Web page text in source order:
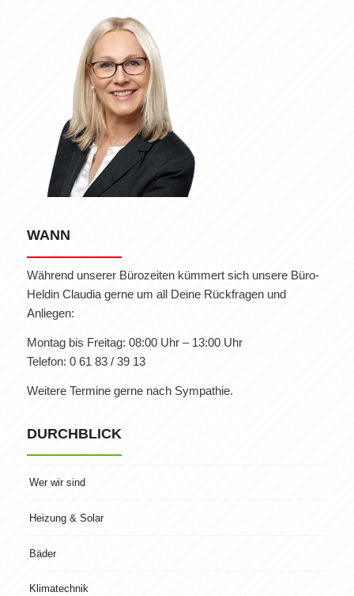
WANN
Während unserer Bürozeiten kümmert sich unsere Büro-
Heldin Claudia gerne um all Deine Rückfragen und
Anliegen:
Montag bis Freitag: 08:00 Uhr – 13:00 Uhr
Telefon: 0 61 83 / 39 13
Weitere Termine gerne nach Sympathie.
DURCHBLICK
Wer wir sind
Heizung & Solar
Bäder
Klimatechnik